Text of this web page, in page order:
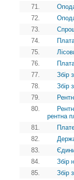
71.
72.
73.
74.
75.
76.
77.
Збір
78.
Збір
79.
80.
рентна
81.
82.
83.
84.
Збір
85.
Збір